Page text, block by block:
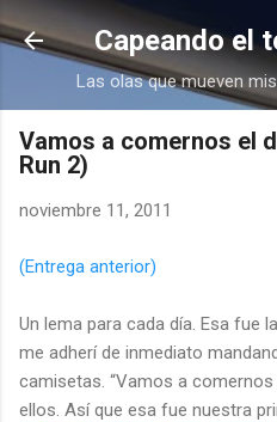
Ir al
Capeando el
Las olas que mueven
Vamos a comernos el
Run 2)
noviembre 11, 2011
(Entrega anterior)
Un lema para cada día. Esa fue
me adherí de inmediato
camisetas. “Vamos a
ellos. Así que esa fue nuestra